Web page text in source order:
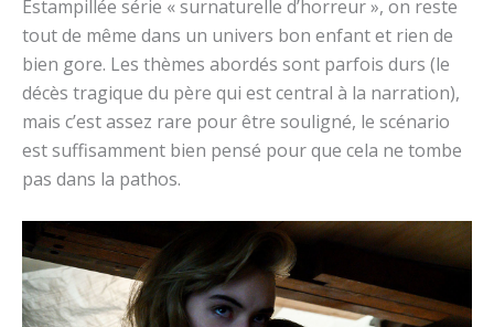
Estampillée série « surnaturelle d’horreur », on reste
tout de même dans un univers bon enfant et rien de
bien gore. Les thèmes abordés sont parfois durs (le
décès tragique du père qui est central à la narration),
mais c’est assez rare pour être souligné, le scénario
est suffisamment bien pensé pour que cela ne tombe
pas dans la pathos.